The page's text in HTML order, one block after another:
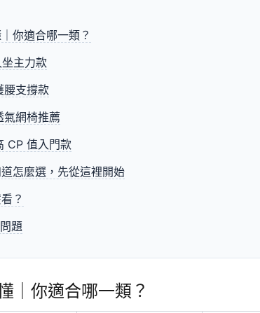
你適合哪一類？
主力款
腰支撐款
網椅推薦
CP 值入門款
怎麼選，先從這裡開始
？
題
｜你適合哪一類？